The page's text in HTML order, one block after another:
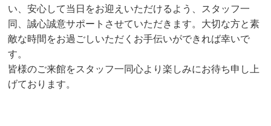
い、安心して当日をお迎えいただけるよう、スタッフ一
同、誠心誠意サポートさせていただきます。大切な方と素
敵な時間をお過ごしいただくお手伝いができれば幸いで
す。
皆様のご来館をスタッフ一同心より楽しみにお待ち申し上
げております。